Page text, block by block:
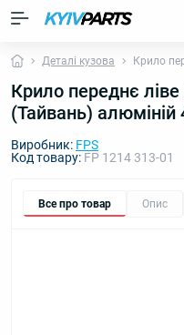
Деталі кузова Крило
Крило переднє
(Тайвань) алюміній
Виробник: FPS
Код товару: FP 1214 313-01
Все про товар Опис